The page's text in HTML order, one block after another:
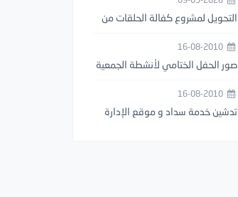
التحويل لمشروع كفالة الحلقات من
16-08-2010
صور الحفل الختامي لأنشطة الجمعية
16-08-2010
تدشين خدمة سداد و موقع الإدارة